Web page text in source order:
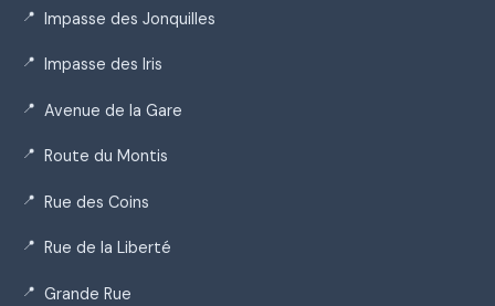
Impasse des Jonquilles
Impasse des Iris
Avenue de la Gare
Route du Montis
Rue des Coins
Rue de la Liberté
Grande Rue